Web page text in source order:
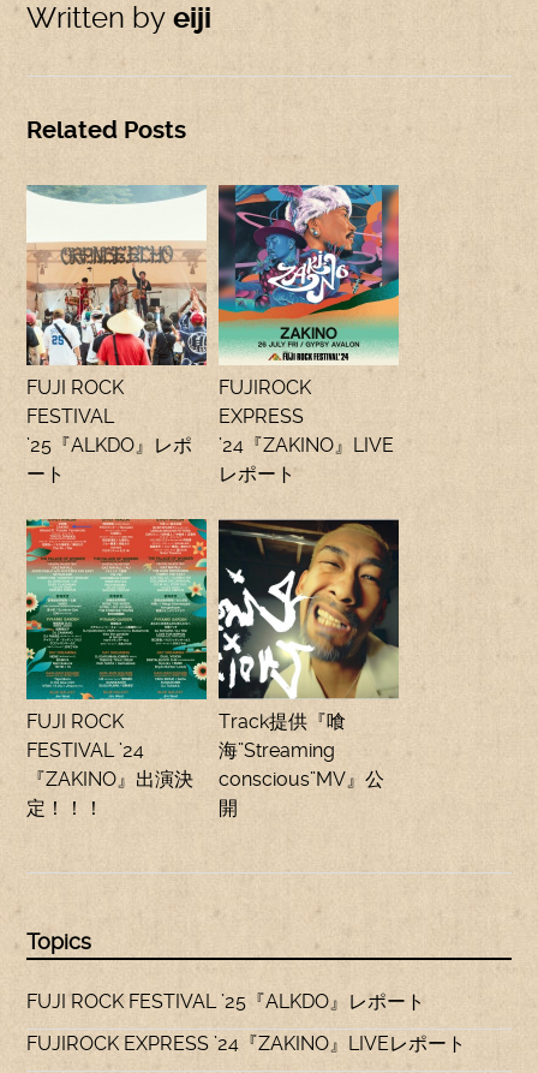
Written by eiji
Related Posts
FUJI ROCK
FESTIVAL
’25『ALKDO』レポ
ート
FUJIROCK
EXPRESS
’24『ZAKINO』LIVE
レポート
FUJI ROCK
FESTIVAL ’24
『ZAKINO』出演決
定！！！
Track提供『喰
海”Streaming
conscious”MV』公
開
Topics
FUJI ROCK FESTIVAL ’25『ALKDO』レポート
FUJIROCK EXPRESS ’24『ZAKINO』LIVEレポート